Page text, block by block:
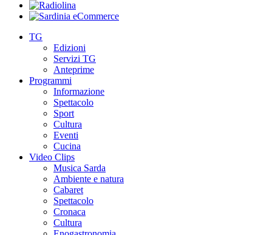
TG
Edizioni
Servizi TG
Anteprime
Programmi
Informazione
Spettacolo
Sport
Cultura
Eventi
Cucina
Video Clips
Musica Sarda
Ambiente e natura
Cabaret
Spettacolo
Cronaca
Cultura